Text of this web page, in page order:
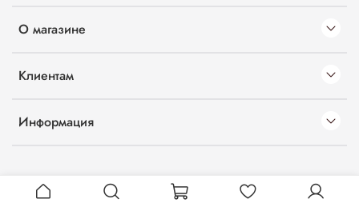
О магазине
Клиентам
Информация